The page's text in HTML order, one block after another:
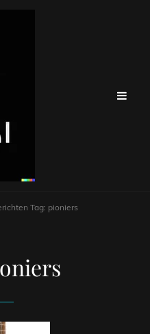
Tag: pioniers